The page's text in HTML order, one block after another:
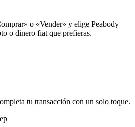
o «Vender» y elige Peabody
o dinero fiat que prefieras.
tu transacción con un solo toque.